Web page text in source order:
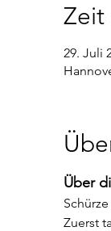
29. Juli
Über
Zuerst